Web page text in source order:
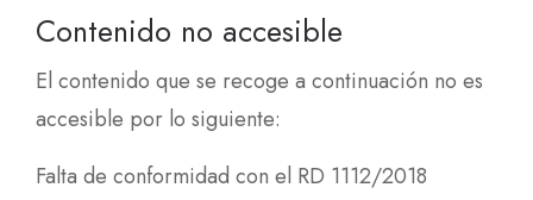
Contenido no accesible
El contenido que se recoge a continuación no es
accesible por lo siguiente:
Falta de conformidad con el RD 1112/2018